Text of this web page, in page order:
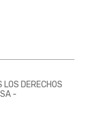
LOS DERECHOS
-